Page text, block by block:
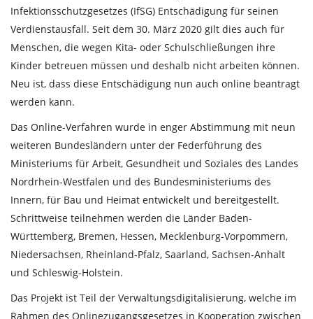
Infektionsschutzgesetzes (IfSG) Entschädigung für seinen
Verdienstausfall. Seit dem 30. März 2020 gilt dies auch für
Menschen, die wegen Kita- oder Schulschließungen ihre
Kinder betreuen müssen und deshalb nicht arbeiten können.
Neu ist, dass diese Entschädigung nun auch online beantragt
werden kann.
Das Online-Verfahren wurde in enger Abstimmung mit neun
weiteren Bundesländern unter der Federführung des
Ministeriums für Arbeit, Gesundheit und Soziales des Landes
Nordrhein-Westfalen und des Bundesministeriums des
Innern, für Bau und Heimat entwickelt und bereitgestellt.
Schrittweise teilnehmen werden die Länder Baden-
Württemberg, Bremen, Hessen, Mecklenburg-Vorpommern,
Niedersachsen, Rheinland-Pfalz, Saarland, Sachsen-Anhalt
und Schleswig-Holstein.
Das Projekt ist Teil der Verwaltungsdigitalisierung, welche im
Rahmen des Onlinezugangsgesetzes in Kooperation zwischen